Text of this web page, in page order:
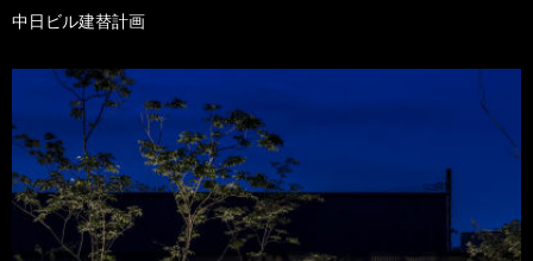
中日ビル建替計画